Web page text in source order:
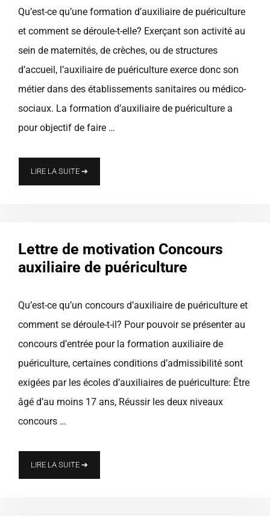
Qu’est-ce qu’une formation d’auxiliaire de puériculture
et comment se déroule-t-elle? Exerçant son activité au
sein de maternités, de crèches, ou de structures
d’accueil, l’auxiliaire de puériculture exerce donc son
métier dans des établissements sanitaires ou médico-
sociaux. La formation d’auxiliaire de puériculture a
pour objectif de faire …
LIRE LA SUITE ➔
Lettre de motivation Concours
auxiliaire de puériculture
Qu’est-ce qu’un concours d’auxiliaire de puériculture et
comment se déroule-t-il? Pour pouvoir se présenter au
concours d’entrée pour la formation auxiliaire de
puériculture, certaines conditions d’admissibilité sont
exigées par les écoles d’auxiliaires de puériculture: Être
âgé d’au moins 17 ans, Réussir les deux niveaux
concours …
LIRE LA SUITE ➔